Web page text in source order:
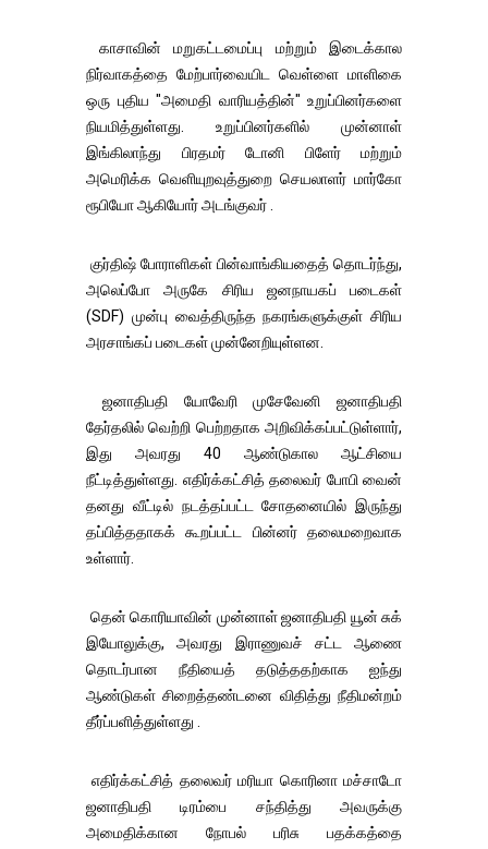
காசாவின் மறுகட்டமைப்பு மற்றும் இடைக்கால
நிர்வாகத்தை மேற்பார்வையிட வெள்ளை மாளிகை
ஒரு புதிய "அமைதி வாரியத்தின்" உறுப்பினர்களை
நியமித்துள்ளது. உறுப்பினர்களில் முன்னாள்
இங்கிலாந்து பிரதமர் டோனி பிளேர் மற்றும்
அமெரிக்க வெளியுறவுத்துறை செயலாளர் மார்கோ
ரூபியோ ஆகியோர் அடங்குவர் .
குர்திஷ் போராளிகள் பின்வாங்கியதைத் தொடர்ந்து,
அலெப்போ அருகே சிரிய ஜனநாயகப் படைகள்
(SDF) முன்பு வைத்திருந்த நகரங்களுக்குள் சிரிய
அரசாங்கப் படைகள் முன்னேறியுள்ளன.
ஜனாதிபதி யோவேரி முசேவேனி ஜனாதிபதி
தேர்தலில் வெற்றி பெற்றதாக அறிவிக்கப்பட்டுள்ளார்,
இது அவரது 40 ஆண்டுகால ஆட்சியை
நீட்டித்துள்ளது. எதிர்க்கட்சித் தலைவர் போபி வைன்
தனது வீட்டில் நடத்தப்பட்ட சோதனையில் இருந்து
தப்பித்ததாகக் கூறப்பட்ட பின்னர் தலைமறைவாக
உள்ளார்.
தென் கொரியாவின் முன்னாள் ஜனாதிபதி யூன் சுக்
இயோலுக்கு, அவரது இராணுவச் சட்ட ஆணை
தொடர்பான நீதியைத் தடுத்ததற்காக ஐந்து
ஆண்டுகள் சிறைத்தண்டனை விதித்து நீதிமன்றம்
தீர்ப்பளித்துள்ளது .
எதிர்க்கட்சித் தலைவர் மரியா கொரினா மச்சாடோ
ஜனாதிபதி டிரம்பை சந்தித்து அவருக்கு
அமைதிக்கான நோபல் பரிசு பதக்கத்தை